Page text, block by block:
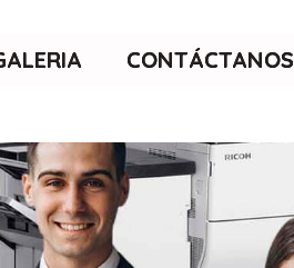
CONTÁCTANOS